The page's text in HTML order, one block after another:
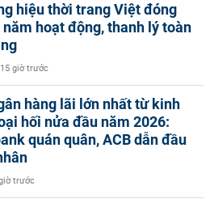
hiệu thời trang Việt đóng
năm hoạt động, thanh lý toàn
15 giờ trước
hàng lãi lớn nhất từ kinh
hối nửa đầu năm 2026:
quán quân, ACB dẫn đầu
trước